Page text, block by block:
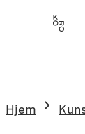
Hjem